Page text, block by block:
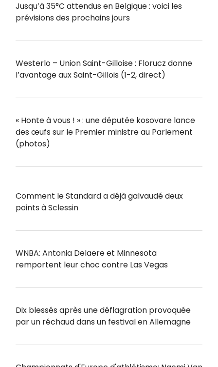
Jusqu’à 35°C attendus en Belgique : voici les
prévisions des prochains jours
Westerlo – Union Saint-Gilloise : Florucz donne
l’avantage aux Saint-Gillois (1-2, direct)
« Honte à vous ! » : une députée kosovare lance
des œufs sur le Premier ministre au Parlement
(photos)
Comment le Standard a déjà galvaudé deux
points à Sclessin
WNBA: Antonia Delaere et Minnesota
remportent leur choc contre Las Vegas
Dix blessés après une déflagration provoquée
par un réchaud dans un festival en Allemagne